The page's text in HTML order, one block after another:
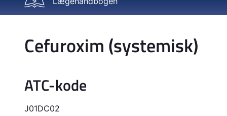
Cefuroxim (systemisk)
ATC-kode
J01DC02